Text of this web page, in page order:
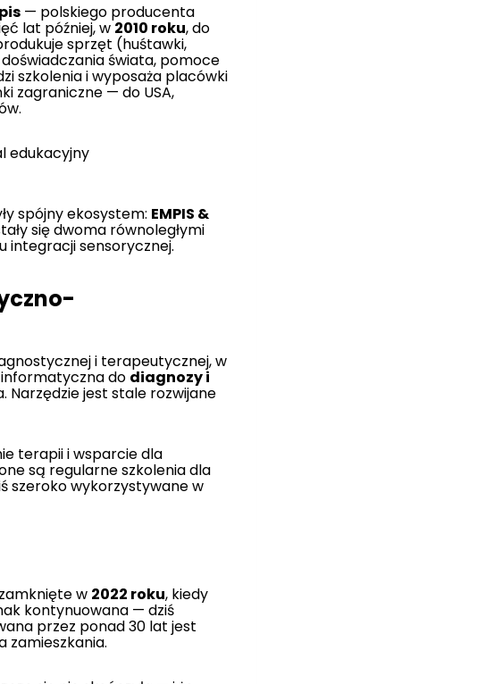
— polskiego producenta
lat później, w 2010 roku, do
sprzęt (huśtawki,
świata, pomoce
szkolenia i wyposaża placówki
zagraniczne — do USA,
edukacyjny
spójny ekosystem: EMPIS &
się dwoma równoległymi
integracji sensorycznej.
i terapeutycznej, w
do diagnozy i
Narzędzie jest stale rozwijane
terapii i wsparcie dla
są regularne szkolenia dla
szeroko wykorzystywane w
w 2022 roku, kiedy
kontynuowana — dziś
przez ponad 30 lat jest
zamieszkania.